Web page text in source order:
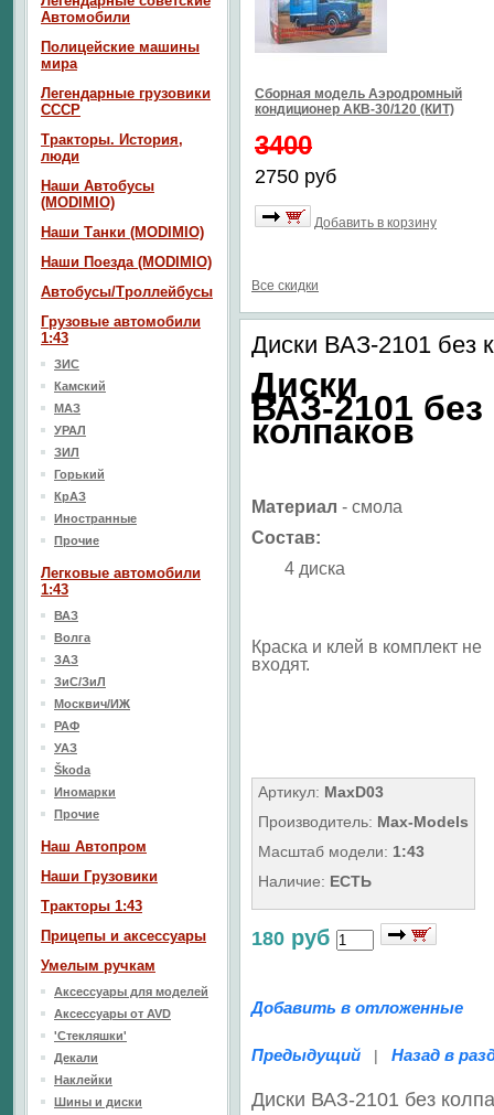
Сборная модель Аэродромный
кондиционер АКВ-30/120 (КИТ)
3400
2750 руб
Добавить в корзину
Все скидки
Диски ВАЗ-2101 без
Диски
ВАЗ-2101 без
колпаков
Материал - смола
Состав:
4 диска
Краска и клей в комплект не
входят.
Артикул: МaxD03
Производитель: Max-Models
Масштаб модели: 1:43
Наличие: ЕСТЬ
180 руб
Добавить в отложенные
Предыдущий | Назад в
Диски ВАЗ-2101 без
Автомобили
Полицейские машины
мира
Легендарные грузовики
СССР
Тракторы. История,
люди
Наши Автобусы
(MODIMIO)
Наши Танки (MODIMIO)
Наши Поезда (MODIMIO)
Автобусы/Троллейбусы
Грузовые автомобили
1:43
ЗИС
Камский
МАЗ
УРАЛ
ЗИЛ
Горький
КрАЗ
Иностранные
Прочие
Легковые автомобили
1:43
ВАЗ
Волга
ЗАЗ
ЗиС/ЗиЛ
Москвич/ИЖ
РАФ
УАЗ
Škoda
Иномарки
Прочие
Наш Aвтопром
Наши Грузовики
Тракторы 1:43
Прицепы и аксессуары
Умелым ручкам
Аксессуары для моделей
Аксессуары от AVD
'Стекляшки'
Декали
Наклейки
Шины и диски